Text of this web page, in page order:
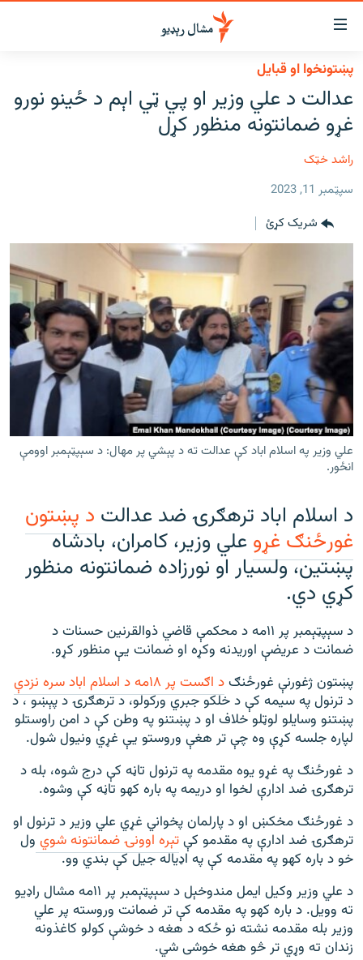
د
لاسرسي
ځای
عمومي
پاڼې
موضوع
ته
شئ
عمومي
لاړ
شئ
لټون
لنډ خبرونه
پښتونخوا او قبایل
پاکستان
افغانستان
ځانګړې مرکې، شننې
انځور او ویډیو
اوونیزې خپرونې
Gandhara
موږ وڅارئ
د ازادې اروپا راډیو ټولې ووبپاڼې
پښتونخوا او قبایل
عدالت د علي وزیر او پي ټي اېم د ځینو نورو
غړو ضمانتونه منظور کړل
راشد خټک
سپټمبر 11, 2023
شریک کړئ
علي وزیر په اسلام اباد کې عدالت ته د پېشي پر مهال: د سېپټېمبر اوومې
انځور.
د اسلام اباد ترهګرۍ ضد عدالت د پښتون
غورځنګ غړو علي وزير، کامران، بادشاه
پښتين، ولسيار او نورزاده ضمانتونه منظور
کړي دي.
د سېپټېمبر پر ۱۱مه د محکمې قاضي ذوالقرنين حسنات د
ضمانت د عريضې اوريدنه وکړه او ضمانت يې منظور کړو.
پښتون ژغورنې غورځنګد اګست پر ۱۸مه د اسلام اباد سره نزدې
د ترنول په سيمه کې د خلکو جبري ورکولو، د ترهګرۍ د پېښو ، د
پښتنو وسايلو لوټلو خلاف او د پښتنو په وطن کې د امن راوستلو
لپاره جلسه کړې وه چې تر هغې وروستو يې غړي ونيول شول.
د غورځنګ په غړو يوه مقدمه په ترنول تاڼه کې درج شوه، بله د
ترهګرۍ ضد ادارې لخوا او دريمه په باره کهو تاڼه کې وشوه.
د غورځنګ مخکښ او د پارلمان پخواني غړي علي وزير د ترنول او
ترهګرۍ ضد ادارې په مقدمو کېتېره اوونۍ ضمانتونه شوي ول
خو د باره کهو په مقدمه کې په اډياله جيل کې بندي وو.
د علي وزیر وکیل ایمل مندوخېل د سېپټېمبر پر ۱۱مه مشال راډیو
ته وویل. د باره کهو په مقدمه کې تر ضمانت وروسته پر علي
وزیر بله مقدمه نشته نو ځکه د هغه د خوشې کولو کاغذونه
زندان ته وړي تر څو هغه خوشی شي.